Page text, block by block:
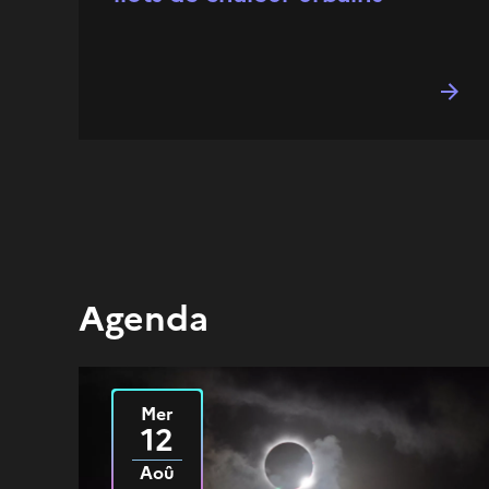
Agenda
LeMer
12
Aoû
2026